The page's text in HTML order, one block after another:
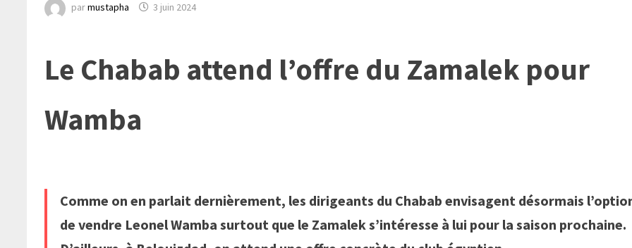
parmustapha 3 juin 2024
Le Chabab attend l’offre du Zamalek pour
Wamba
Comme on en parlait dernièrement, les dirigeants du Chabab envisagent désormais
de vendre Leonel Wamba surtout que le Zamalek s’intéresse à lui pour la saison prochaine.